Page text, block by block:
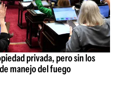
privada, pero sin los
manejo del fuego